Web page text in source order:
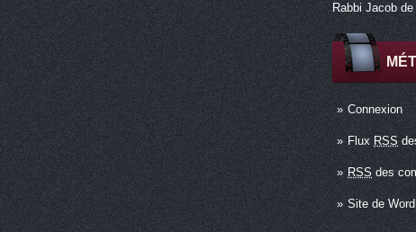
Rabbi Jacob
Connexion
Flux RSS
RSSdes
Site de